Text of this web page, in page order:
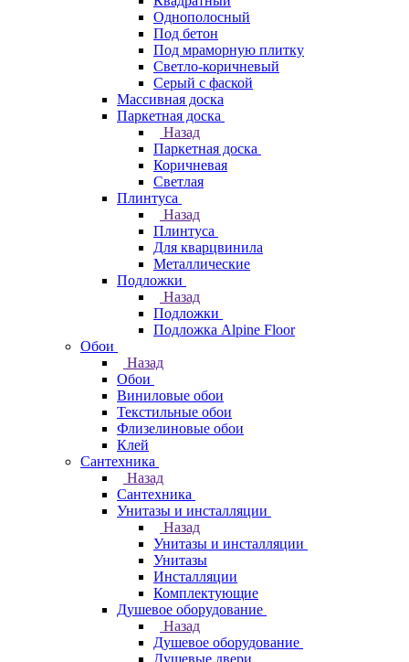
Однополосный
Под бетон
Под мраморную плитку
Светло-коричневый
Серый с фаской
Массивная доска
Паркетная доска
Назад
Паркетная доска
Коричневая
Светлая
Плинтуса
Назад
Плинтуса
Для кварцвинила
Металлические
Подложки
Назад
Подложки
Подложка Alpine Floor
Обои
Назад
Обои
Виниловые обои
Текстильные обои
Флизелиновые обои
Клей
Сантехника
Назад
Сантехника
Унитазы и инсталляции
Назад
Унитазы и инсталляции
Унитазы
Инсталляции
Комплектующие
Душевое оборудование
Назад
Душевое оборудование
Душевые двери